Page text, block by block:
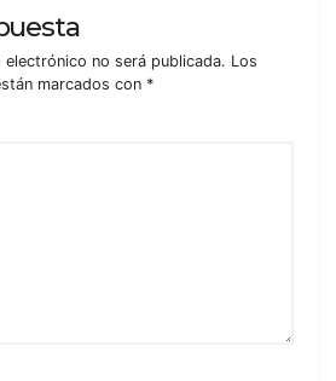
no será publicada. Los
marcados con *